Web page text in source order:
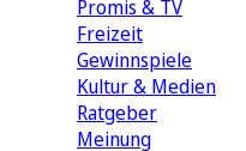
Promis & TV
Freizeit
Gewinnspiele
Kultur & Medien
Ratgeber
Meinung